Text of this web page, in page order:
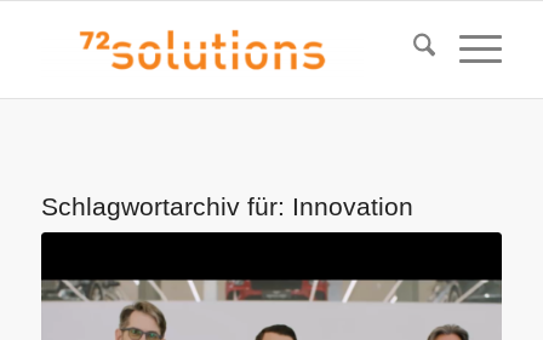
Schlagwortarchiv für: Innovation